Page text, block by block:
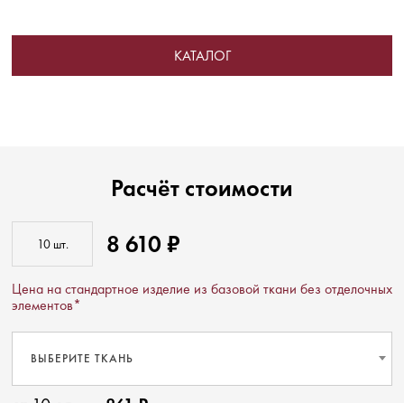
КАТАЛОГ
Расчёт стоимости
8 610 ₽
Цена на стандартное изделие из базовой ткани без отделочных
элементов*
ВЫБЕРИТЕ ТКАНЬ